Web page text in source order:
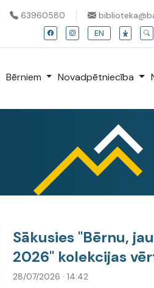
63960580
EN
Bērniem Novadpētniecība
Sākusies "Bērnu,
2026" kolekcijas
28/07/2026 · 14:42